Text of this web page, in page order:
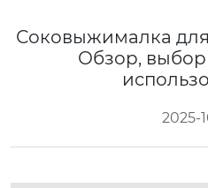
Соковыжималка
Обзор, выбор
2025-